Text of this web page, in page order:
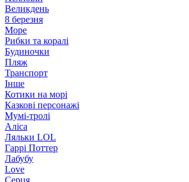
Великдень
8 березня
Море
Рибки та коралі
Будиночки
Пляж
Транспорт
Інше
Котики на морі
Казкові персонажі
Мумі-тролі
Аліса
Ляльки LOL
Гаррі Поттер
Лабубу
Love